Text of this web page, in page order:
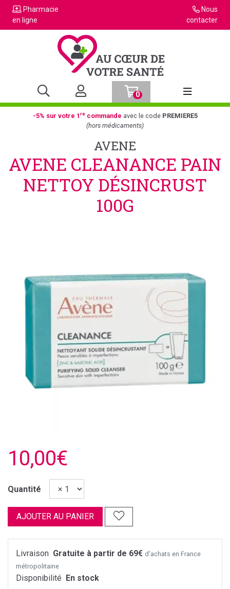
Pharmacie
en ligne
Nous
contacter
0
Afficher la
-5% sur votre 1recommande avec le code PREMIERE5
(hors médicaments)
AVENE
AVENE CLEANANCE PAIN
NETTOY DÉSINCRUST
100G
10,00€
Quantité
AJOUTER AU PANIER
Livraison Gratuite à partir de 69€ d’achats en France
métropolitaine
Disponibilité En stock